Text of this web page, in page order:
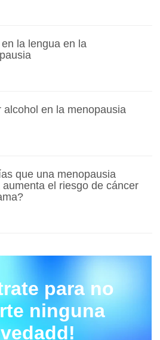
la lengua en la
alcohol en la menopausia
que una menopausia
el riesgo de cáncer